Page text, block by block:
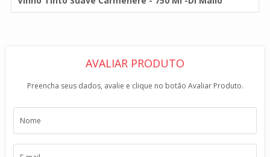
AVALIAR PRODUTO
Preencha seus dados, avalie e clique no botão Avaliar Produto.